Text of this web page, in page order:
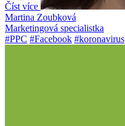
Číst více
Martina Zoubková
Marketingová specialistka
#PPC #Facebook #koronavirus